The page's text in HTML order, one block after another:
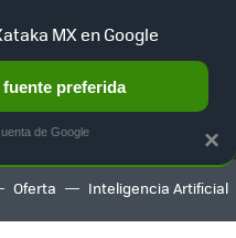
AUTO TERRITORIO
Oferta Inteligencia Artificial
×
MX en Google
preferida
de Google